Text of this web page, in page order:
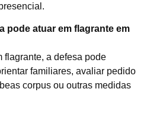
pode atuar em flagrante em
flagrante, a defesa pode
familiares, avaliar pedido
corpus ou outras medidas